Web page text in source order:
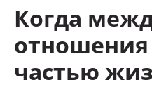
Когда
отношения
частью